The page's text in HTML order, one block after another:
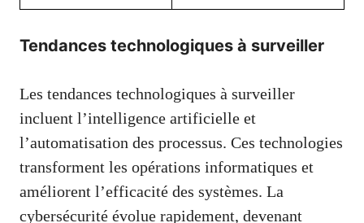
Tendances technologiques à surveiller
Les tendances technologiques à surveiller
incluent l’intelligence artificielle et
l’automatisation des processus. Ces technologies
transforment les opérations informatiques et
améliorent l’efficacité des systèmes. La
cybersécurité évolue rapidement, devenant